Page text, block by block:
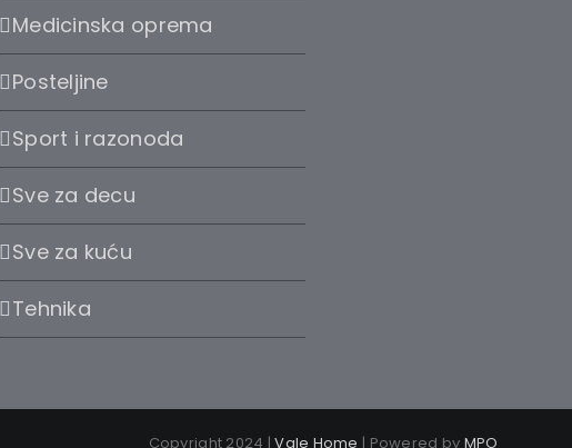
Medicinska oprema
Posteljine
Sport i razonoda
Sve za decu
Sve za kuću
Tehnika
Copyright 2024 |Vale Home | Powered by MPO